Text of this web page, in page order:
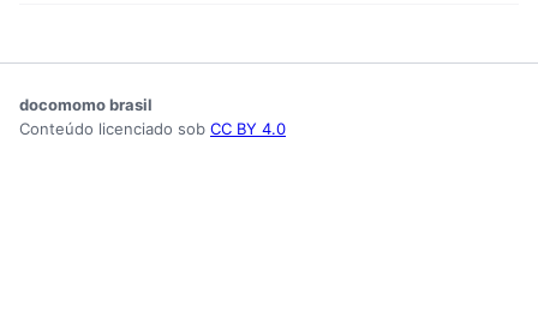
docomomo brasil
Conteúdo licenciado sob CC BY 4.0